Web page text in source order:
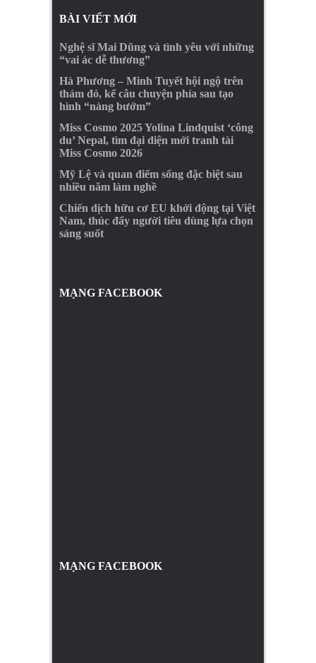
BÀI VIẾT MỚI
Nghệ sĩ Mai Dũng và tình yêu với những
“vai ác dễ thương”
Hà Phương – Minh Tuyết hội ngộ trên
thảm đỏ, kể câu chuyện phía sau tạo
hình “nàng bướm”
Miss Cosmo 2025 Yolina Lindquist ‘công
du’ Nepal, tìm đại diện mới tranh tài
Miss Cosmo 2026
Mỹ Lệ và quan điểm sống đặc biệt sau
nhiều năm làm nghề
Chiến dịch hữu cơ EU khởi động tại Việt
Nam, thúc đẩy người tiêu dùng lựa chọn
sáng suốt
MẠNG FACEBOOK
MẠNG FACEBOOK